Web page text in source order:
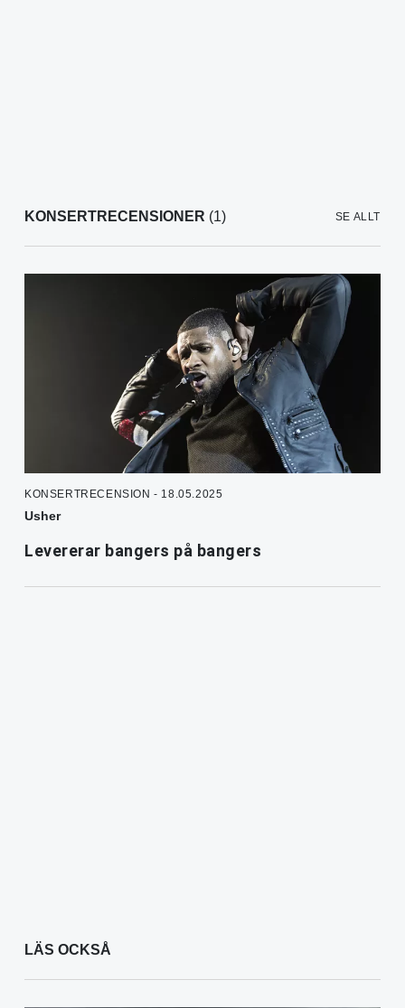
KONSERTRECENSIONER (1) SE ALLT
KONSERTRECENSION - 18.05.2025
Usher
Levererar bangers på bangers
LÄS OCKSÅ